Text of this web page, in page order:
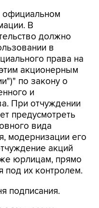
официальном
В
должно
в
права на
акционерным
по закону о
и
При отчуждении
предусмотреть
вида
модернизации его
акций
юрлицам, прямо
под их контролем.
подписания.